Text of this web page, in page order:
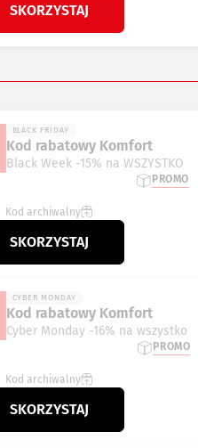
SKORZYSTAJ
BLACK FRIDAY
Kod rabatowy Komfort
Black Week -15% na WSZYSTKO
PROMO
Kod archiwalny
SKORZYSTAJ
CYBER MONDAY
Kod rabatowy Komfort
Cyber Monday -16% na wszystko
PROMO
Kod archiwalny
SKORZYSTAJ